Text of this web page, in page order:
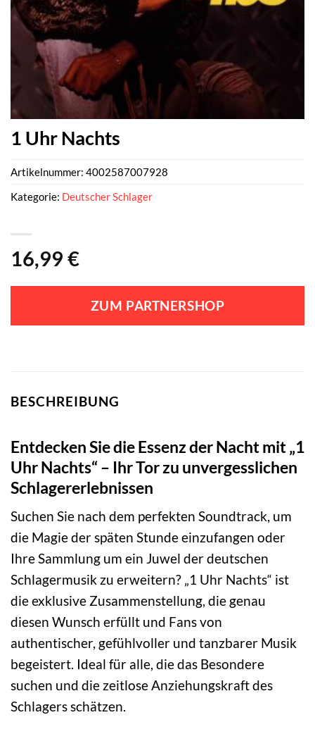
1 Uhr Nachts
16,99 €
ZUM PARTNERSHOP
Artikelnummer: 4002587007928
Kategorie: Deutscher Schlager
BESCHREIBUNG
Entdecken Sie die Essenz der Nacht mit „1
Uhr Nachts“ – Ihr Tor zu unvergesslichen
Schlagererlebnissen
Suchen Sie nach dem perfekten Soundtrack, um
die Magie der späten Stunde einzufangen oder
Ihre Sammlung um ein Juwel der deutschen
Schlagermusik zu erweitern? „1 Uhr Nachts“ ist
die exklusive Zusammenstellung, die genau
diesen Wunsch erfüllt und Fans von
authentischer, gefühlvoller und tanzbarer Musik
begeistert. Ideal für alle, die das Besondere
suchen und die zeitlose Anziehungskraft des
Schlagers schätzen.